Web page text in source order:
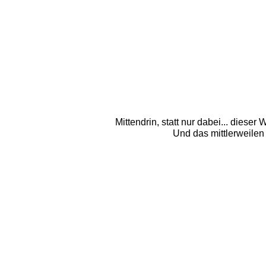
Mittendrin, statt nur dabei... dieser
Und das